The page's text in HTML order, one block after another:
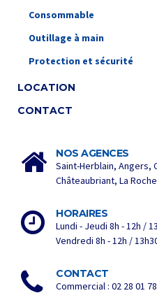
Consommable
Outillage à main
Protection et sécurité
LOCATION
CONTACT
NOS AGENCES
Saint-Herblain, Angers,
Châteaubriant, La
HORAIRES
Lundi - Jeudi 8h - 12h /
Vendredi 8h - 12h /
CONTACT
Commercial : 02 28 01